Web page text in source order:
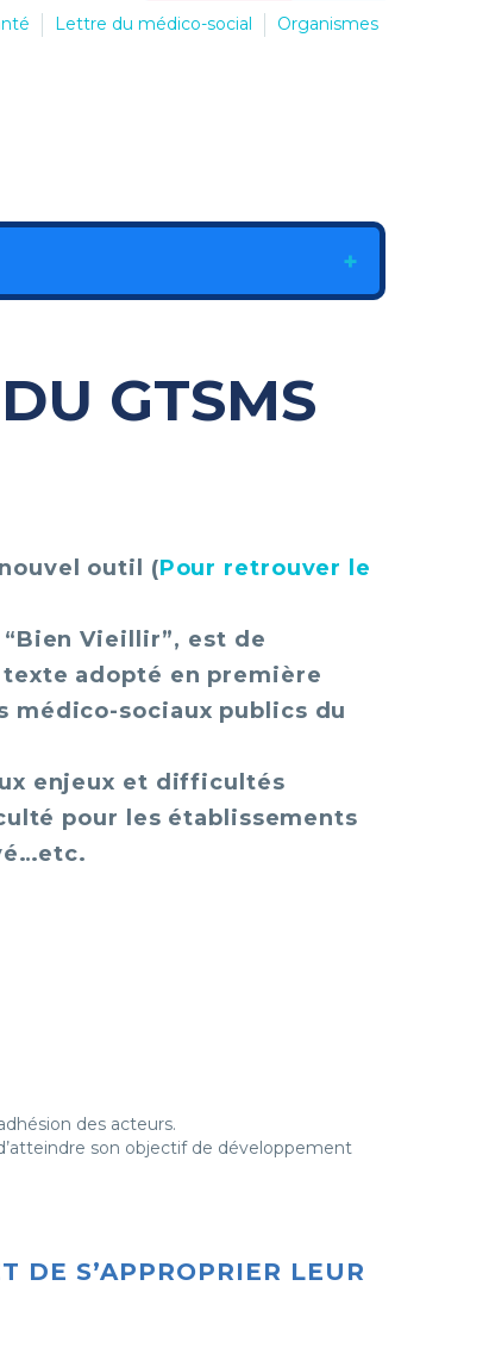
Lettre du médico-social
Organismes
GTSMS
outil (Pour retrouver le
Vieillir”, est de
adopté en première
médico-sociaux publics du
enjeux et difficultés
pour les établissements
des acteurs.
son objectif de développement
DE S’APPROPRIER LEUR